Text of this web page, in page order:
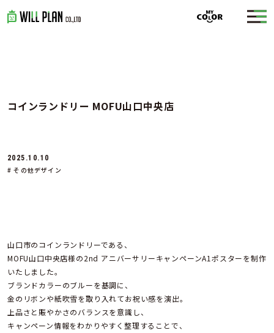
コインランドリー MOFU山口中央店
2025.10.10
# その他デザイン
山口市のコインランドリーである、
MOFU山口中央店様の2nd アニバーサリーキャンペーンA1ポスターを制作
いたしました。
ブランドカラーのブルーを基調に、
金のリボンや紙吹雪を取り入れてお祝い感を演出。
上品さと賑やかさのバランスを意識し、
キャンペーン情報をわかりやすく整理することで、